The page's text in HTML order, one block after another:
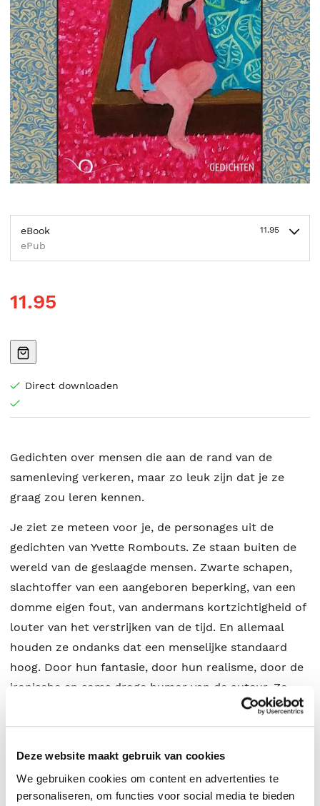
Deze website maakt gebruik van cookies
We gebruiken cookies om content en advertenties te
personaliseren, om functies voor social media te bieden
eBook 11.95
ePub
11.95
Direct downloaden
Gedichten over mensen die aan de rand van de
samenleving verkeren, maar zo leuk zijn dat je ze
graag zou leren kennen.
Je ziet ze meteen voor je, de personages uit de
gedichten van Yvette Rombouts. Ze staan buiten de
wereld van de geslaagde mensen. Zwarte schapen,
slachtoffer van een aangeboren beperking, van een
domme eigen fout, van andermans kortzichtigheid of
louter van het verstrijken van de tijd. En allemaal
houden ze ondanks dat een menselijke standaard
hoog. Door hun fantasie, door hun realisme, door de
ironische en soms droge humor van de auteur. Ze
roepen meegevoel op, maar ze raken je ook op een
ander niveau: ze zijn interessant. Je zou na ieder